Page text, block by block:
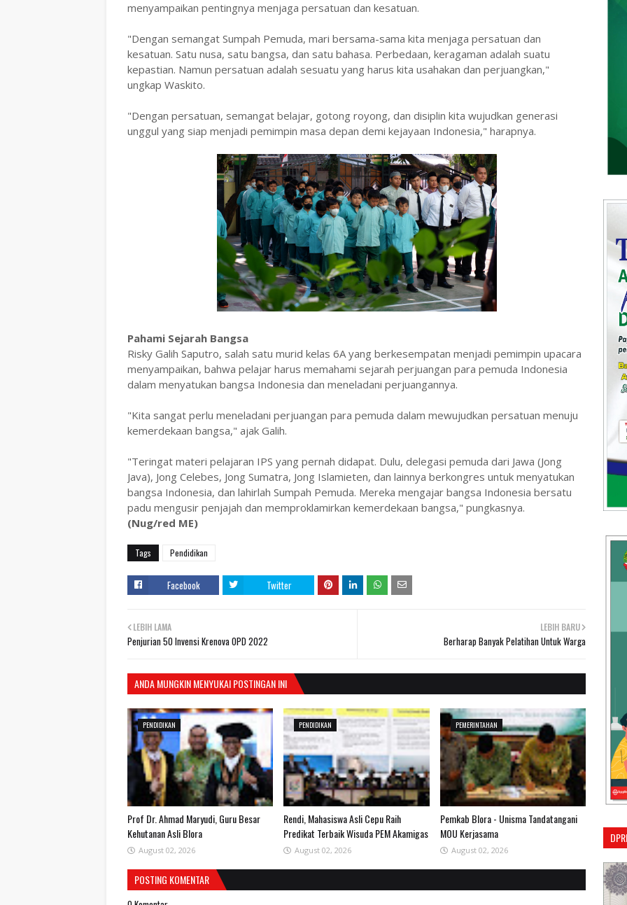
menyampaikan pentingnya menjaga persatuan dan kesatuan.
"Dengan semangat Sumpah Pemuda, mari bersama-sama kita menjaga persatuan dan
kesatuan. Satu nusa, satu bangsa, dan satu bahasa. Perbedaan, keragaman adalah suatu
kepastian. Namun persatuan adalah sesuatu yang harus kita usahakan dan perjuangkan,"
ungkap Waskito.
"Dengan persatuan, semangat belajar, gotong royong, dan disiplin kita wujudkan generasi
unggul yang siap menjadi pemimpin masa depan demi kejayaan Indonesia," harapnya.
Pahami Sejarah Bangsa
Risky Galih Saputro, salah satu murid kelas 6A yang berkesempatan menjadi pemimpin upacara
menyampaikan, bahwa pelajar harus memahami sejarah perjuangan para pemuda Indonesia
dalam menyatukan bangsa Indonesia dan meneladani perjuangannya.
"Kita sangat perlu meneladani perjuangan para pemuda dalam mewujudkan persatuan menuju
kemerdekaan bangsa," ajak Galih.
"Teringat materi pelajaran IPS yang pernah didapat. Dulu, delegasi pemuda dari Jawa (Jong
Java), Jong Celebes, Jong Sumatra, Jong Islamieten, dan lainnya berkongres untuk menyatukan
bangsa Indonesia, dan lahirlah Sumpah Pemuda. Mereka mengajar bangsa Indonesia bersatu
padu mengusir penjajah dan memproklamirkan kemerdekaan bangsa," pungkasnya.
(Nug/red ME)
Tags Pendidikan
Facebook Twitter
LEBIH BARU
Berharap Banyak Pelatihan Untuk Warga
LEBIH LAMA
Penjurian 50 Invensi Krenova OPD 2022
ANDA MUNGKIN MENYUKAI POSTINGAN INI
PENDIDIKAN
Prof Dr. Ahmad Maryudi, Guru Besar
Kehutanan Asli Blora
August 02, 2026
PENDIDIKAN
Rendi, Mahasiswa Asli Cepu Raih
Predikat Terbaik Wisuda PEM Akamigas
August 02, 2026
PEMERINTAHAN
Pemkab Blora - Unisma Tandatangani
MOU Kerjasama
August 02, 2026
POSTING KOMENTAR